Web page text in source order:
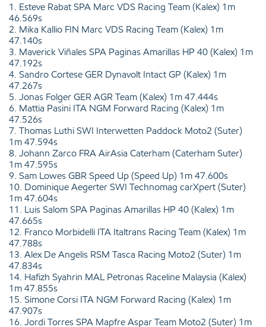
1. Esteve Rabat SPA Marc VDS Racing Team (Kalex) 1m
46.569s
2. Mika Kallio FIN Marc VDS Racing Team (Kalex) 1m
47.140s
3. Maverick Viñales SPA Paginas Amarillas HP 40 (Kalex) 1m
47.192s
4. Sandro Cortese GER Dynavolt Intact GP (Kalex) 1m
47.267s
5. Jonas Folger GER AGR Team (Kalex) 1m 47.444s
6. Mattia Pasini ITA NGM Forward Racing (Kalex) 1m
47.526s
7. Thomas Luthi SWI Interwetten Paddock Moto2 (Suter)
1m 47.594s
8. Johann Zarco FRA AirAsia Caterham (Caterham Suter)
1m 47.595s
9. Sam Lowes GBR Speed Up (Speed Up) 1m 47.600s
10. Dominique Aegerter SWI Technomag carXpert (Suter)
1m 47.604s
11. Luis Salom SPA Paginas Amarillas HP 40 (Kalex) 1m
47.665s
12. Franco Morbidelli ITA Italtrans Racing Team (Kalex) 1m
47.788s
13. Alex De Angelis RSM Tasca Racing Moto2 (Suter) 1m
47.834s
14. Hafizh Syahrin MAL Petronas Raceline Malaysia (Kalex)
1m 47.855s
15. Simone Corsi ITA NGM Forward Racing (Kalex) 1m
47.907s
16. Jordi Torres SPA Mapfre Aspar Team Moto2 (Suter) 1m